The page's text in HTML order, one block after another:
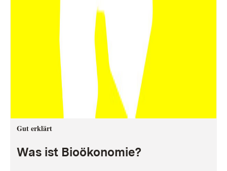
Gut erklärt
Was ist Bioökonomie?